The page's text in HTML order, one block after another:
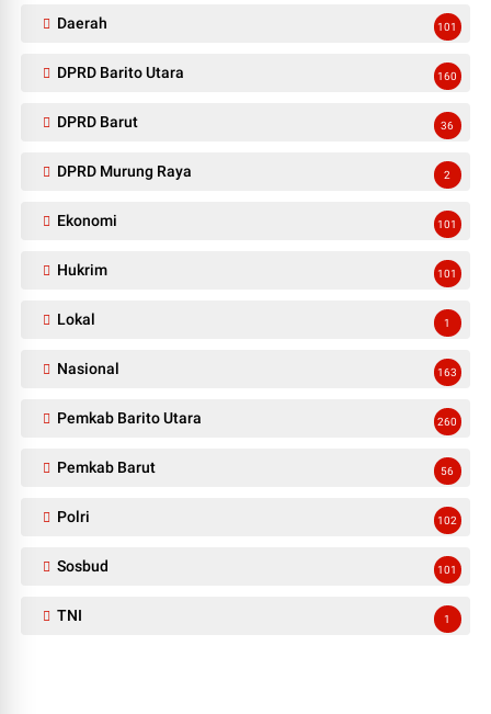
Daerah 101
DPRD Barito Utara 160
DPRD Barut 36
DPRD Murung Raya 2
Ekonomi 101
Hukrim 101
Lokal 1
Nasional 163
Pemkab Barito Utara 260
Pemkab Barut 56
Polri 102
Sosbud 101
TNI 1